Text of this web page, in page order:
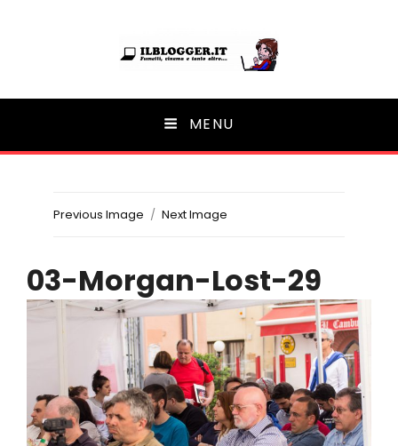
Ilblogger.it
Il portalino di blog | MENU
Previous Image Next Image
03-Morgan-Lost-29